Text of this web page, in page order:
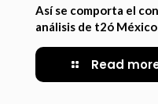
Así se comporta el
análisis de t2ó México
Read